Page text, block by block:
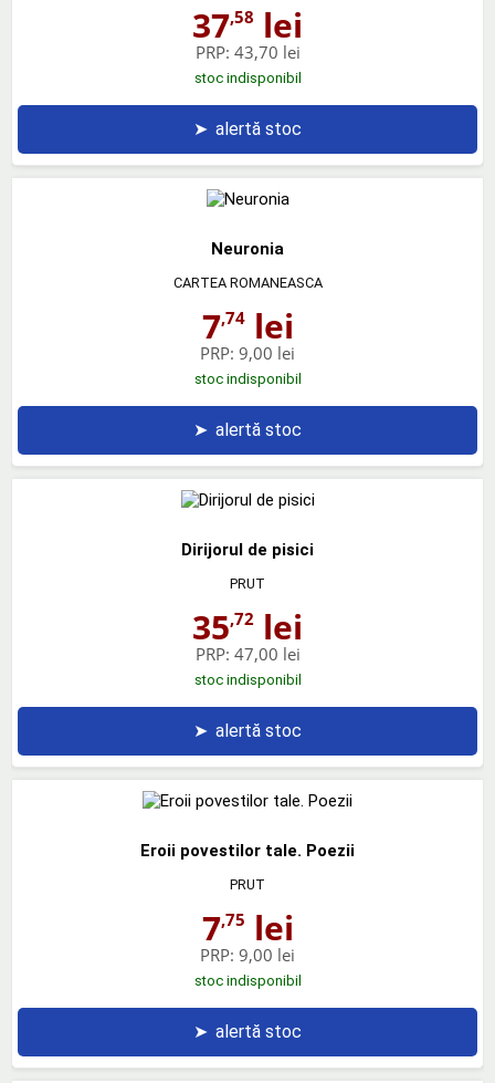
37,58 lei
PRP: 43,70 lei
stoc indisponibil
➤ alertă stoc
Neuronia
CARTEA ROMANEASCA
7,74lei
PRP: 9,00 lei
stoc indisponibil
➤ alertă stoc
Dirijorul de pisici
PRUT
35,72 lei
PRP: 47,00 lei
stoc indisponibil
➤ alertă stoc
Eroii povestilor tale. Poezii
PRUT
7,75 lei
PRP: 9,00 lei
stoc indisponibil
➤ alertă stoc